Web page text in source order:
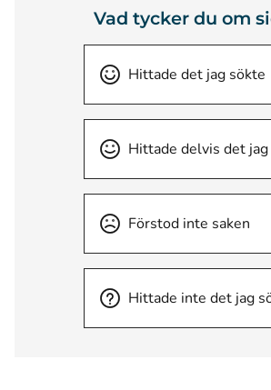
Vad tycker du om
Hittade det jag sökte
Hittade delvis det
Förstod inte saken
Hittade inte det jag